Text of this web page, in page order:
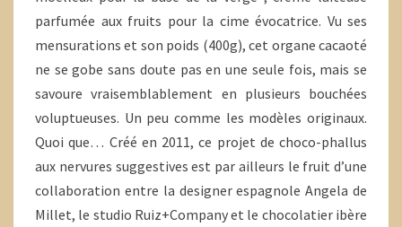
parfumée aux fruits pour la cime évocatrice. Vu ses
mensurations et son poids (400g), cet organe cacaoté
ne se gobe sans doute pas en une seule fois, mais se
savoure vraisemblablement en plusieurs bouchées
voluptueuses. Un peu comme les modèles originaux.
Quoi que… Créé en 2011, ce projet de choco-phallus
aux nervures suggestives est par ailleurs le fruit d’une
collaboration entre la designer espagnole Angela de
Millet, le studio Ruiz+Company et le chocolatier ibère